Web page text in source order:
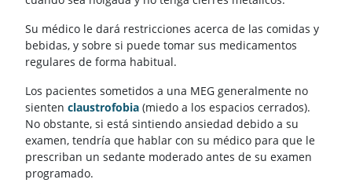
Su médico le dará restricciones acerca de las comidas y
bebidas, y sobre si puede tomar sus medicamentos
regulares de forma habitual.
Los pacientes sometidos a una MEG generalmente no
sienten claustrofobia (miedo a los espacios cerrados).
No obstante, si está sintiendo ansiedad debido a su
examen, tendría que hablar con su médico para que le
prescriban un sedante moderado antes de su examen
programado.